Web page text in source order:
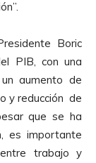
Boric
PIB, con una
aumento de
y reducción de
que se ha
es importante
trabajo y